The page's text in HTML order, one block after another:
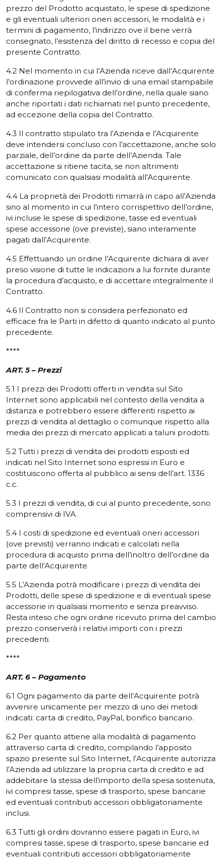
prezzo del Prodotto acquistato, le spese di spedizione
e gli eventuali ulteriori oneri accessori, le modalità e i
termini di pagamento, l’indirizzo ove il bene verrà
consegnato, l’esistenza del diritto di recesso e copia del
presente Contratto.
4.2 Nel momento in cui l’Azienda riceve dall’Acquirente
l’ordinazione provvede all’invio di una email stampabile
di conferma riepilogativa dell’ordine, nella quale siano
anche riportati i dati richiamati nel punto precedente,
ad eccezione della copia del Contratto.
4.3 Il contratto stipulato tra l’Azienda e l’Acquirente
deve intendersi concluso con l’accettazione, anche solo
parziale, dell’ordine da parte dell’Azienda. Tale
accettazione si ritiene tacita, se non altrimenti
comunicato con qualsiasi modalità all’Acquirente.
4.4 La proprietà dei Prodotti rimarrà in capo all’Azienda
sino al momento in cui l’intero corrispettivo dell’ordine,
ivi incluse le spese di spedizione, tasse ed eventuali
spese accessorie (ove previste), siano interamente
pagati dall’Acquirente.
4.5 Effettuando un ordine l’Acquirente dichiara di aver
preso visione di tutte le indicazioni a lui fornite durante
la procedura d’acquisto, e di accettare integralmente il
Contratto.
4.6 Il Contratto non si considera perfezionato ed
efficace fra le Parti in difetto di quanto indicato al punto
precedente.
****
ART. 5 – Prezzi
5.1 I prezzi dei Prodotti offerti in vendita sul Sito
Internet sono applicabili nel contesto della vendita a
distanza e potrebbero essere differenti rispetto ai
prezzi di vendita al dettaglio o comunque rispetto alla
media dei prezzi di mercato applicati a taluni prodotti.
5.2 Tutti i prezzi di vendita dei prodotti esposti ed
indicati nel Sito Internet sono espressi in Euro e
costituiscono offerta al pubblico ai sensi dell’art. 1336
c.c.
5.3 I prezzi di vendita, di cui al punto precedente, sono
comprensivi di IVA.
5.4 I costi di spedizione ed eventuali oneri accessori
(ove previsti) verranno indicati e calcolati nella
procedura di acquisto prima dell’inoltro dell’ordine da
parte dell’Acquirente.
5.5 L’Azienda potrà modificare i prezzi di vendita dei
Prodotti, delle spese di spedizione e di eventuali spese
accessorie in qualsiasi momento e senza preavviso.
Resta inteso che ogni ordine ricevuto prima del cambio
prezzo conserverà i relativi importi con i prezzi
precedenti.
****
ART. 6 – Pagamento
6.1 Ogni pagamento da parte dell’Acquirente potrà
avvenire unicamente per mezzo di uno dei metodi
indicati: carta di credito, PayPal, bonifico bancario.
6.2 Per quanto attiene alla modalità di pagamento
attraverso carta di credito, compilando l’apposito
spazio presente sul Sito Internet, l’Acquirente autorizza
l’Azienda ad utilizzare la propria carta di credito e ad
addebitare la stessa dell’importo della spesa sostenuta,
ivi compresi tasse, spese di trasporto, spese bancarie
ed eventuali contributi accessori obbligatoriamente
inclusi.
6.3 Tutti gli ordini dovranno essere pagati in Euro, ivi
compresi tasse, spese di trasporto, spese bancarie ed
eventuali contributi accessori obbligatoriamente